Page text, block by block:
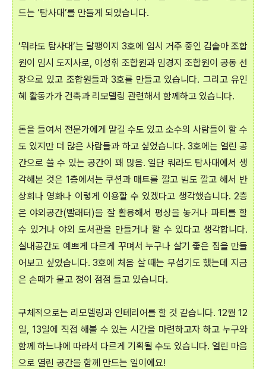
드는 ‘탐사대’를 만들게 되었습니다.
‘뭐라도 탐사대’는 달팽이지 3호에 임시 거주 중인 김솔아 조합
원이 임시 도지사로, 이성휘 조합원과 임경지 조합원이 공동 선
장으로 있고 조합원들과 3호를 만들고 있습니다. 그리고 유인
혜 활동가가 건축과 리모델링 관련해서 함께하고 있습니다.
돈을 들여서 전문가에게 맡길 수도 있고 소수의 사람들이 할 수
도 있지만 더 많은 사람들과 하고 싶었습니다. 3호에는 열린 공
간으로 쓸 수 있는 공간이 꽤 많음. 일단 뭐라도 탐사대에서 생
각해본 것은 1층에서는 쿠션과 매트를 깔고 빔도 깔고 해서 반
상회나 영화나 이렇게 이용할 수 있겠다고 생각했습니다. 2층
은 야외공간(빨래터)을 잘 활용해서 평상을 놓거나 파티를 할
수 있거나 야외 도서관을 만들거나 할 수 있다고 생각합니다.
실내공간도 예쁘게 다르게 꾸며서 누구나 살기 좋은 집을 만들
어보고 싶었습니다. 3호에 처음 살 때는 무섭기도 했는데 지금
은 손때가 묻고 정이 점점 들고 있습니다.
구체적으로는 리모델링과 인테리어를 할 것 같습니다. 12월 12
일, 13일에 직접 해볼 수 있는 시간을 마련하고자 하고 누구와
함께 하느냐에 따라서 다르게 기획될 수도 있습니다. 열린 마음
으로 열린 공간을 함께 만드는 일이에요!